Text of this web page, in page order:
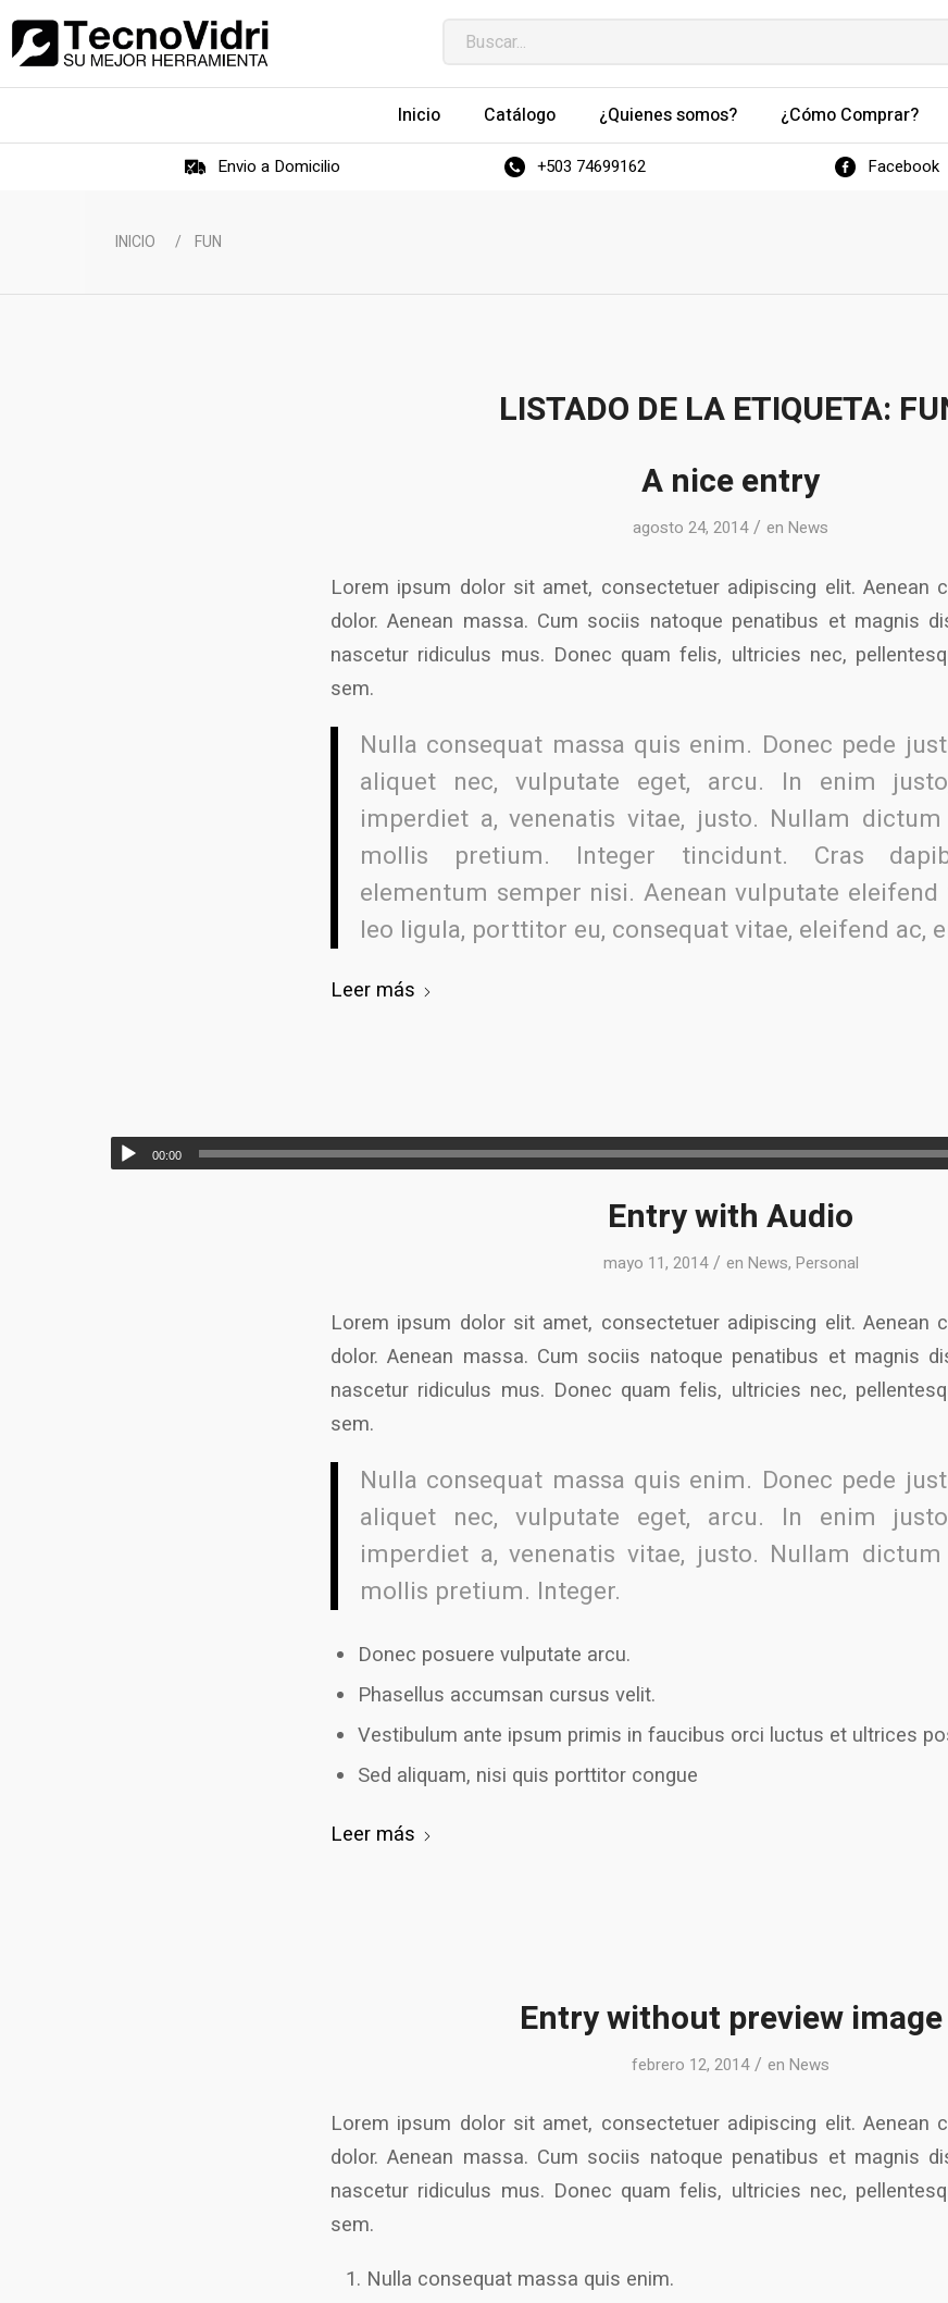
Inicio Catálogo ¿Quienes somos? ¿Cómo Comprar?
Envio a Domicilio +503 74699162 Facebook
INICIO / FUN
LISTADO DE LA ETIQUETA:
A nice entry
agosto 24, 2014 / en News
Lorem ipsum dolor sit amet, consectetuer adipiscing elit. Aenean
dolor. Aenean massa. Cum sociis natoque penatibus et magnis
nascetur ridiculus mus. Donec quam felis, ultricies nec,
sem.
Nulla consequat massa quis enim. Donec pede
aliquet nec, vulputate eget, arcu. In enim
imperdiet a, venenatis vitae, justo. Nullam
mollis pretium. Integer tincidunt. Cras
elementum semper nisi. Aenean vulputate eleifend
leo ligula, porttitor eu, consequat vitae, eleifend ac,
Leer más
00:00
Entry with Audio
mayo 11, 2014 / en News, Personal
Lorem ipsum dolor sit amet, consectetuer adipiscing elit. Aenean
dolor. Aenean massa. Cum sociis natoque penatibus et magnis
nascetur ridiculus mus. Donec quam felis, ultricies nec,
sem.
Nulla consequat massa quis enim. Donec pede
aliquet nec, vulputate eget, arcu. In enim
imperdiet a, venenatis vitae, justo. Nullam
mollis pretium. Integer.
Donec posuere vulputate arcu.
Phasellus accumsan cursus velit.
Vestibulum ante ipsum primis in faucibus orci luctus et ultrices
Sed aliquam, nisi quis porttitor congue
Leer más
Entry without preview image
febrero 12, 2014 / en News
Lorem ipsum dolor sit amet, consectetuer adipiscing elit. Aenean
dolor. Aenean massa. Cum sociis natoque penatibus et magnis
nascetur ridiculus mus. Donec quam felis, ultricies nec,
sem.
Nulla consequat massa quis enim.